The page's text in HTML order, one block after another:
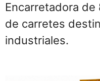
Encarretadora de
de carretes
industriales.